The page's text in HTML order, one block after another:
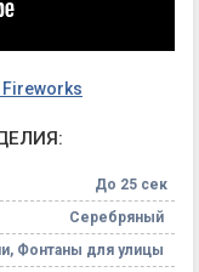
До 25 сек
Серебряный
Фонтаны для улицы